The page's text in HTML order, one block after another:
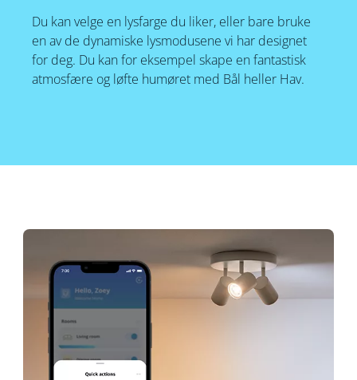
Du kan velge en lysfarge du liker, eller bare bruke
en av de dynamiske lysmodusene vi har designet
for deg. Du kan for eksempel skape en fantastisk
atmosfære og løfte humøret med Bål heller Hav.